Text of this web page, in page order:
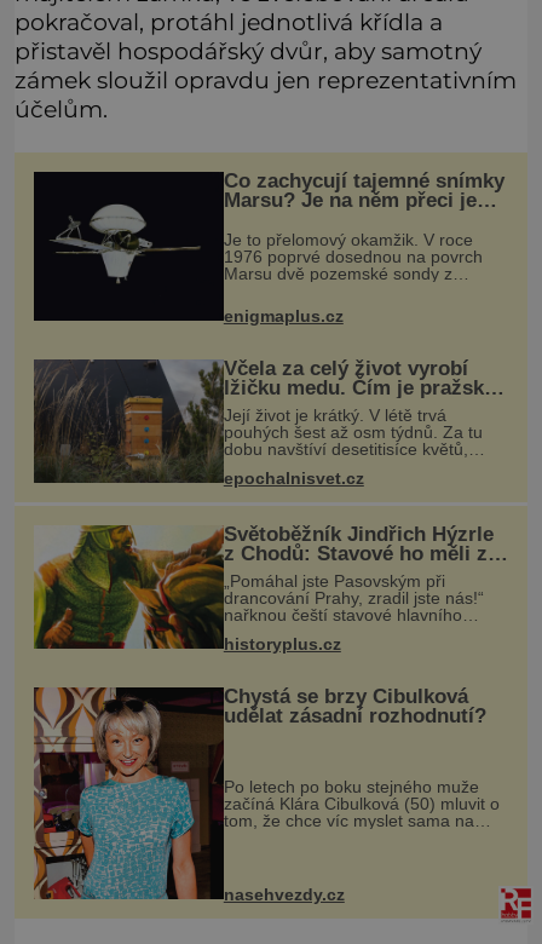
pokračoval, protáhl jednotlivá křídla a
přistavěl hospodářský dvůr, aby samotný
zámek sloužil opravdu jen reprezentativním
účelům.
Co zachycují tajemné snímky
Marsu? Je na něm přeci jen
Je to přelomový okamžik. V roce
1976 poprvé dosednou na povrch
Marsu dvě pozemské sondy z
Viking, které jsou schopny pořídit
fotografie záhadami opředené rudé
enigmaplus.cz
Včela za celý život vyrobí
lžičku medu. Čím je pražský
med ze střech tak ceněný?
Její život je krátký. V létě trvá
pouhých šest až osm týdnů. Za tu
dobu navštíví desetitisíce květů,
přibližně devět gramů medu –
zhruba jednu čajovou lžičku. Sama o
epochalnisvet.cz
Světoběžník Jindřich Hýzrle
z Chodů: Stavové ho měli za
zrádce
„Pomáhal jste Pasovským při
drancování Prahy, zradil jste nás!“
nařknou čeští stavové hlavního
Jindřich se však zastrašit nenechá.
historyplus.cz
Chystá se brzy Cibulková
udělat zásadní rozhodnutí?
Po letech po boku stejného muže
začíná Klára Cibulková (50) mluvit o
tom, že chce víc myslet sama na
nasehvezdy.cz